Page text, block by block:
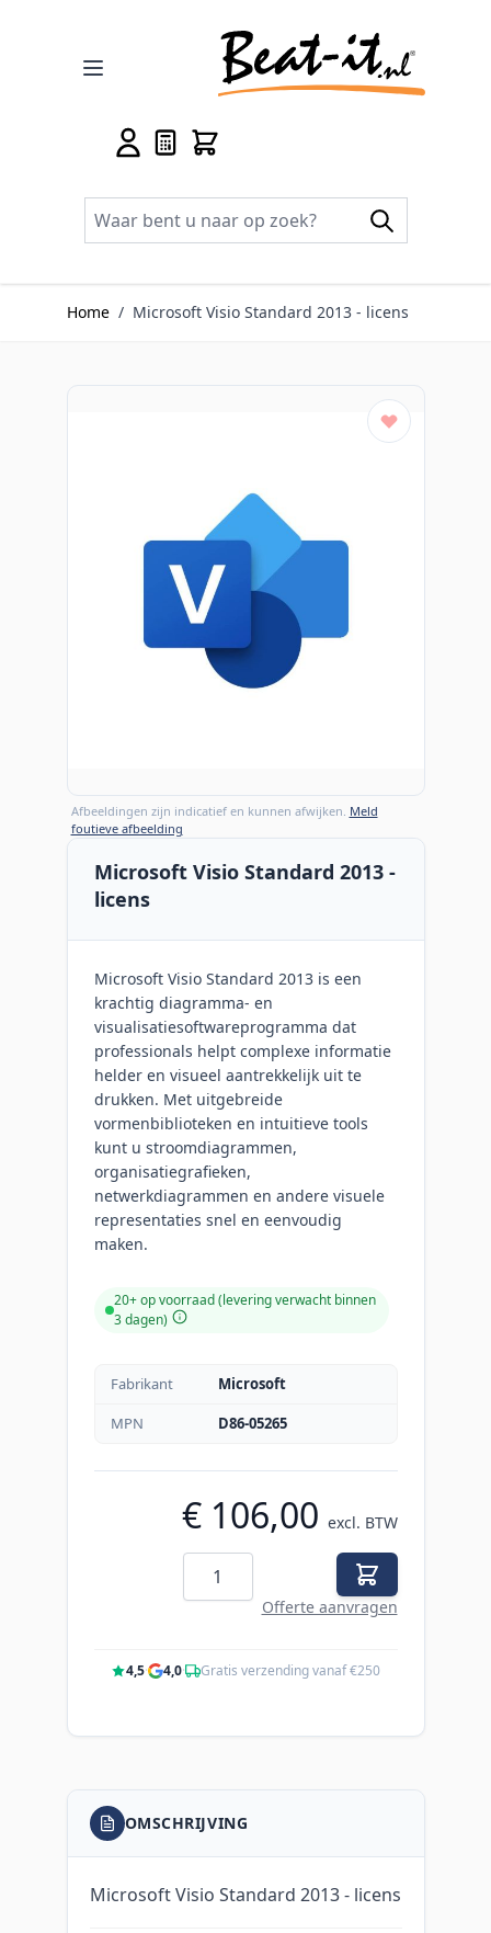
Home / Microsoft Visio Standard 2013 - licens
Afbeeldingen zijn indicatief en kunnen afwijken. Meld
foutieve afbeelding
Microsoft Visio Standard 2013 -
licens
Microsoft Visio Standard 2013 is een
krachtig diagramma- en
visualisatiesoftwareprogramma dat
professionals helpt complexe informatie
helder en visueel aantrekkelijk uit te
drukken. Met uitgebreide
vormenbiblioteken en intuitieve tools
kunt u stroomdiagrammen,
organisatiegrafieken,
netwerkdiagrammen en andere visuele
representaties snel en eenvoudig
maken.
20+ op voorraad (levering verwacht binnen
3 dagen)
Fabrikant
Microsoft
MPN
D86-05265
€ 106,00 excl. BTW
Aantal
Offerte aanvragen
4,5· 4,0· Gratis verzending vanaf €250
OMSCHRIJVING
Microsoft Visio Standard 2013 - licens